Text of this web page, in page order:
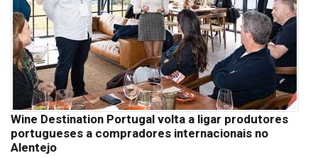
Wine Destination Portugal volta a ligar produtores
portugueses a compradores internacionais no
Alentejo